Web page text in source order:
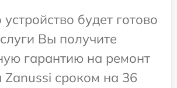
будет готово
Вы получите
гарантию на ремонт
Zanussi сроком на 36